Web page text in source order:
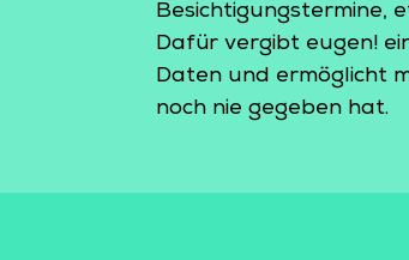
Besichtigungstermine,
Dafür vergibt eugen!
Daten und ermöglicht
noch nie gegeben hat.